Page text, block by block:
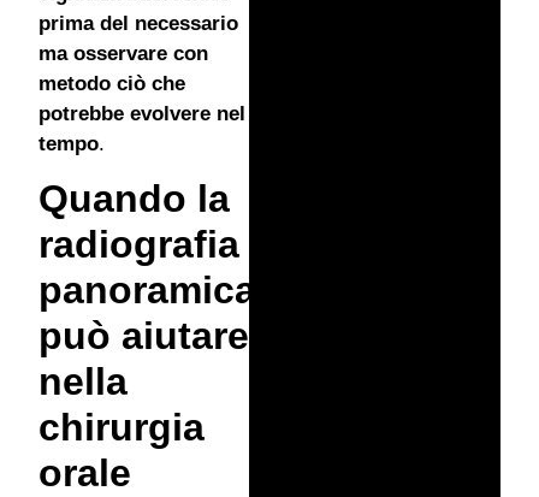
prima del necessario
ma osservare con
metodo ciò che
potrebbe evolvere nel
tempo.
Quando la
radiografia
panoramica
può aiutare
nella
chirurgia
orale